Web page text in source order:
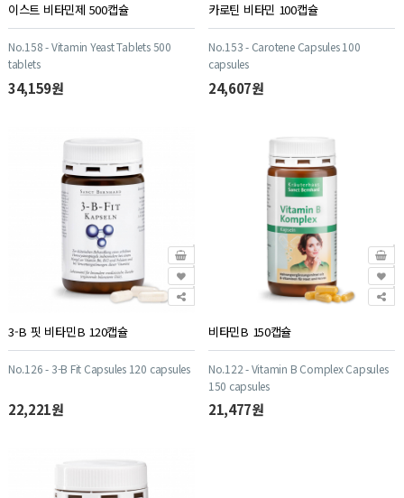
이스트 비타민제 500캡슐
No.158 - Vitamin Yeast Tablets 500
tablets
34,159원
카로틴 비타민 100캡슐
No.153 - Carotene Capsules 100
capsules
24,607원
3-B 핏 비타민B 120캡슐
No.126 - 3-B Fit Capsules 120 capsules
22,221원
비타민B 150캡슐
No.122 - Vitamin B Complex Capsules
150 capsules
21,477원